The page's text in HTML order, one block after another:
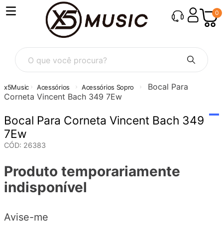
0
O que você procura?
Acessórios Acessórios Sopro
Bocal Para
Corneta Vincent Bach 349 7Ew
Bocal Para Corneta Vincent Bach 349
7Ew
CÓD: 26383
Produto temporariamente
indisponível
Avise-me